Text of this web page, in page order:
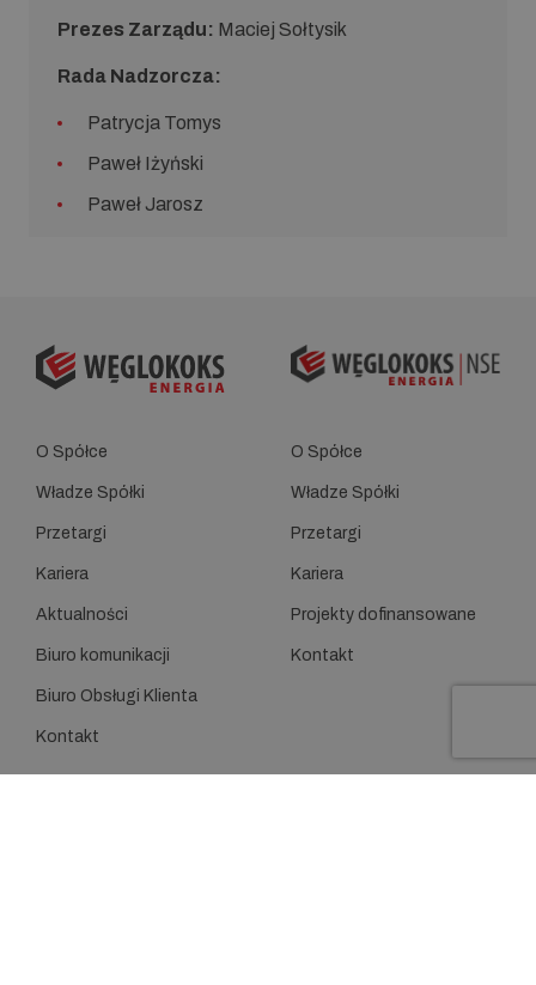
Prezes Zarządu: Maciej Sołtysik
Rada Nadzorcza:
Patrycja Tomys
Paweł Iżyński
Paweł Jarosz
O Spółce
Władze Spółki
Przetargi
Kariera
Aktualności
Biuro komunikacji
Biuro Obsługi Klienta
Kontakt
O Spółce
Władze Spółki
Przetargi
Kariera
Projekty dofinansowane
Kontakt